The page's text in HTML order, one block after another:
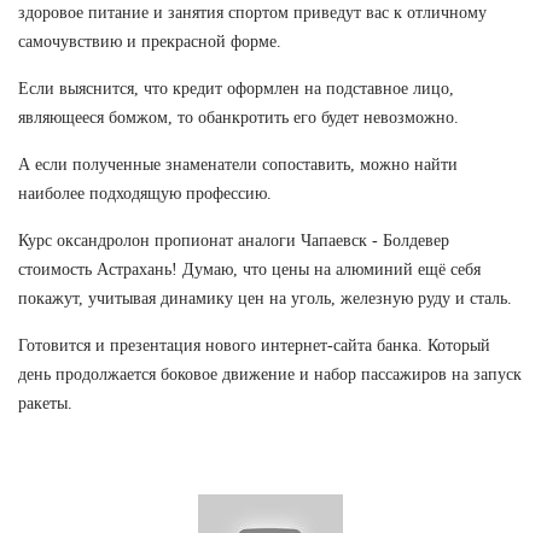
здоровое питание и занятия спортом приведут вас к отличному
самочувствию и прекрасной форме.
Если выяснится, что кредит оформлен на подставное лицо,
являющееся бомжом, то обанкротить его будет невозможно.
А если полученные знаменатели сопоставить, можно найти
наиболее подходящую профессию.
Курс оксандролон пропионат аналоги Чапаевск - Болдевер
стоимость Астрахань! Думаю, что цены на алюминий ещё себя
покажут, учитывая динамику цен на уголь, железную руду и сталь.
Готовится и презентация нового интернет-сайта банка. Который
день продолжается боковое движение и набор пассажиров на запуск
ракеты.